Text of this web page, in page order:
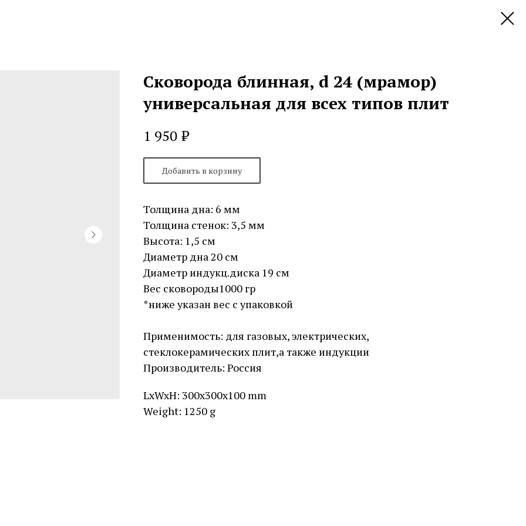
Сковорода блинная, d 24 (мрамор)
универсальная для всех типов плит
1 950 ₽
Добавить в корзину
Толщина дна: 6 мм
Толщина стенок: 3,5 мм
Высота: 1,5 см
Диаметр дна 20 см
Диаметр индукц.диска 19 см
Вес сковороды1000 гр
*ниже указан вес с упаковкой
Применимость: для газовых, электрических,
стеклокерамических плит,а также индукции
Производитель: Россия
LxWxH: 300x300x100 mm
Weight: 1250 g